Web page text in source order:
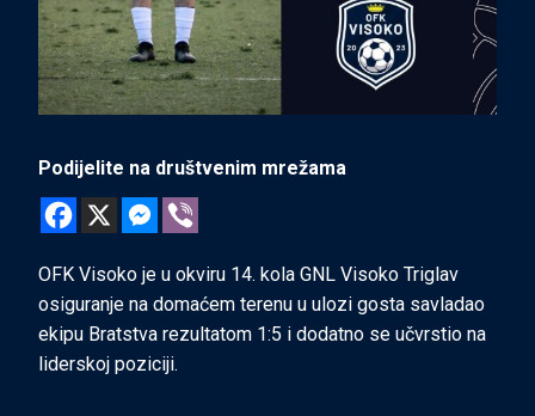
Podijelite na društvenim mrežama
OFK Visoko je u okviru 14. kola GNL Visoko Triglav
osiguranje na domaćem terenu u ulozi gosta savladao
ekipu Bratstva rezultatom 1:5 i dodatno se učvrstio na
liderskoj poziciji.